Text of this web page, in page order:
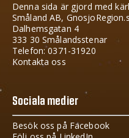
Denna sida är gjord med
Småland AB,
Dalhemsgatan 4
333 30 Smålandsstenar
Telefon: 0371-31920
Kontakta oss
Sociala medier
Besök oss på Facebook